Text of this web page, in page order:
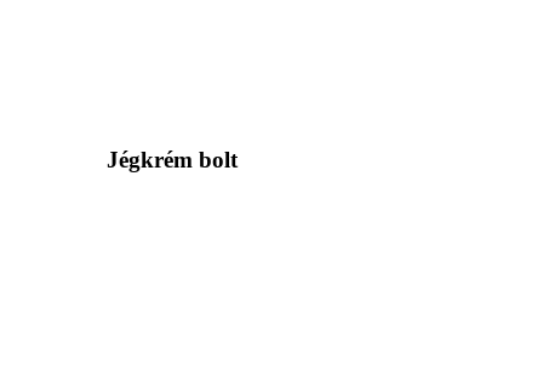
Jégkrém bolt